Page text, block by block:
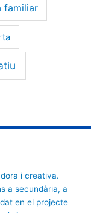
familiar
i creativa.
a secundària, a
en el projecte